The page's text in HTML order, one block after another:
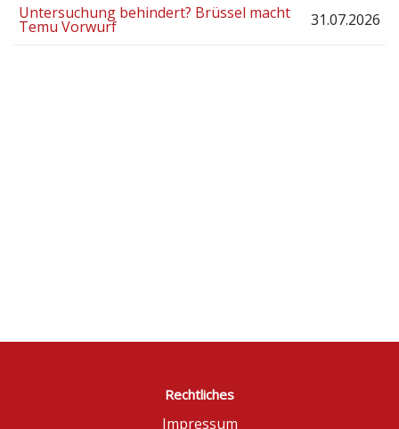
Untersuchung behindert? Brüssel macht
Temu Vorwurf 31.07.2026
Rechtliches
Impressum